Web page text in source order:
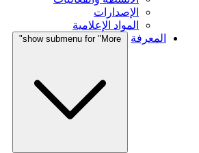
الإصدارات
المواد الإعلامية
المعرفة
show submenu for "More"